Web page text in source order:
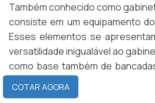
Também conhecido como
consiste em um equipamento
Esses elementos se
versatilidade inigualável ao
como base também de
configuração.Detalhes do
gabinete em aço inox, as
COTAR AGORA